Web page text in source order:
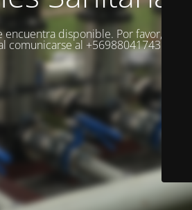
disponible. Por favor, para
comunicarse al +56988041743